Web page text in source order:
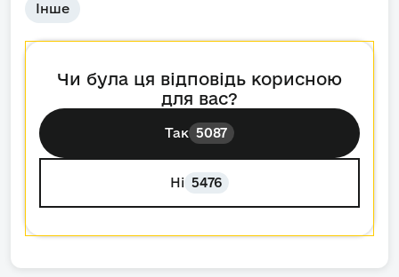
Інше
Чи була ця відповідь корисною
для вас?
Так 5087
Ні 5476